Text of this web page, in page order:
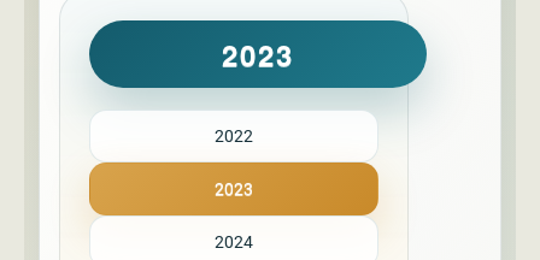
2023
2022
2023
2024